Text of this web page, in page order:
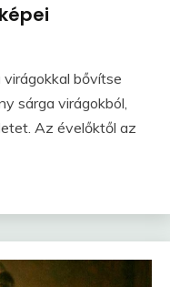
virágokkal bővítse
sárga virágokból,
Az évelőktől az